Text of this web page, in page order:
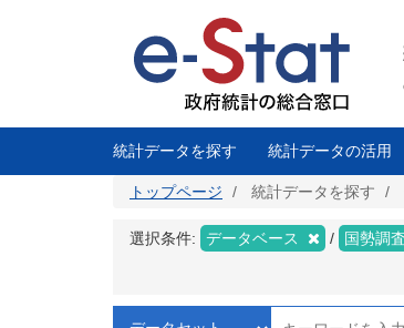
に
統計データを探す 統計データの活用
トップページ 統計データを探す
選択条件: データベース 国勢調査